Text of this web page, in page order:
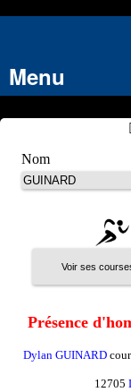
Menu
Nom
Présence
Dylan GUINARD
12705